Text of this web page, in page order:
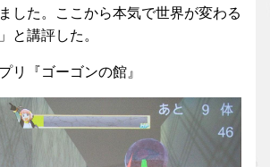
した。ここから本気で世界が変わる
と講評した。
リ『ゴーゴンの館』